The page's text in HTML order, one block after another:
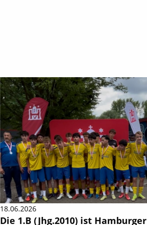
18.06.2026
Die 1.B (Jhg.2010) ist Hamburger